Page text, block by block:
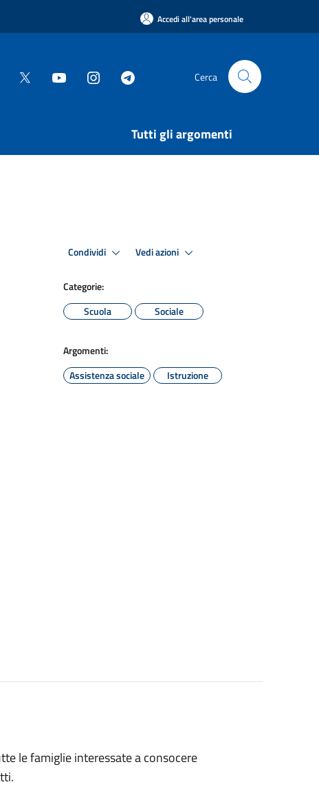
Accedi all'area personale
Cerca
Tutti gli argomenti
Condividi Vedi azioni
Categorie:
Scuola
Sociale
Argomenti:
Assistenza sociale
Istruzione
le famiglie interessate a consocere